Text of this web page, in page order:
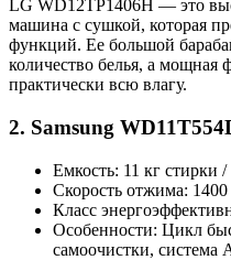
LG WD12TP1406H — это
машина с сушкой, которая
функций. Ее большой
количество белья, а мощная
практически всю влагу.
2. Samsung
Емкость: 11 кг стирки
Скорость отжима:
Класс
Особенности: Цикл
самоочистки, система